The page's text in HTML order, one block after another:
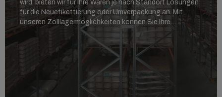
wird, bieten wir für Ihre Waren je nach Standort Lösungen
für die Neuetikettierung oder Umverpackung an. Mit
unseren Zolllagermöglichkeiten können Sie Ihre
Lieferkette zusätzlich verbessern.
Bitte kontaktieren Sie Ihre MSC-Agentur vor Ort, wenn
Sie mehr über diese Lösung wissen möchten. Dort
erfahren Sie auch, ob die Lösung in Ihrer Region